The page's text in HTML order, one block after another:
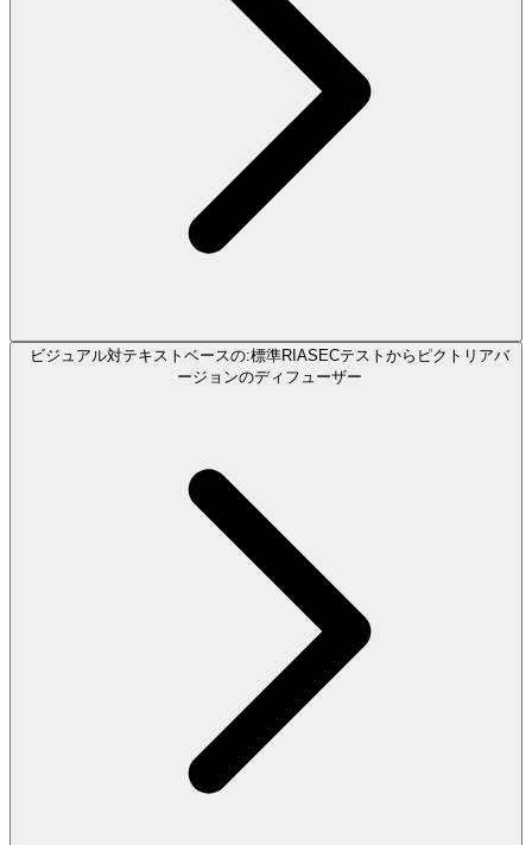
ビジュアル対テキストベースの:標準RIASECテストからピクトリアバ
ージョンのディフューザー